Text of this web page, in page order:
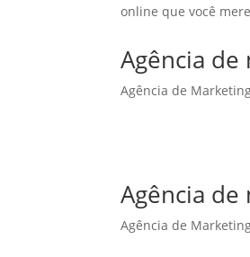
online que você
Agência
Agência de
Agência
Agência de